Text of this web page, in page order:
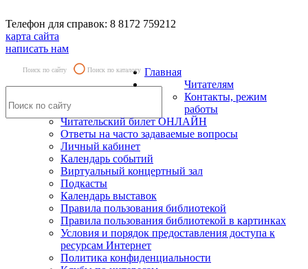
Телефон для справок: 8 8172 759212
карта сайта
написать нам
Поиск по сайту Поиск по каталогу Главная
Читателям
Контакты, режим
работы
Читательский билет ОНЛАЙН
Ответы на часто задаваемые вопросы
Личный кабинет
Календарь событий
Виртуальный концертный зал
Подкасты
Календарь выставок
Правила пользования библиотекой
Правила пользования библиотекой в картинках
Условия и порядок предоставления доступа к
ресурсам Интернет
Политика конфиденциальности